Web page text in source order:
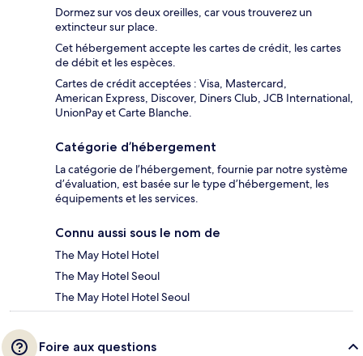
Dormez sur vos deux oreilles, car vous trouverez un
extincteur sur place.
Cet hébergement accepte les cartes de crédit, les cartes
de débit et les espèces.
Cartes de crédit acceptées : Visa, Mastercard,
American Express, Discover, Diners Club, JCB International,
UnionPay et Carte Blanche.
Catégorie d’hébergement
La catégorie de l’hébergement, fournie par notre système
d’évaluation, est basée sur le type d’hébergement, les
équipements et les services.
Connu aussi sous le nom de
The May Hotel Hotel
The May Hotel Seoul
The May Hotel Hotel Seoul
Foire aux questions